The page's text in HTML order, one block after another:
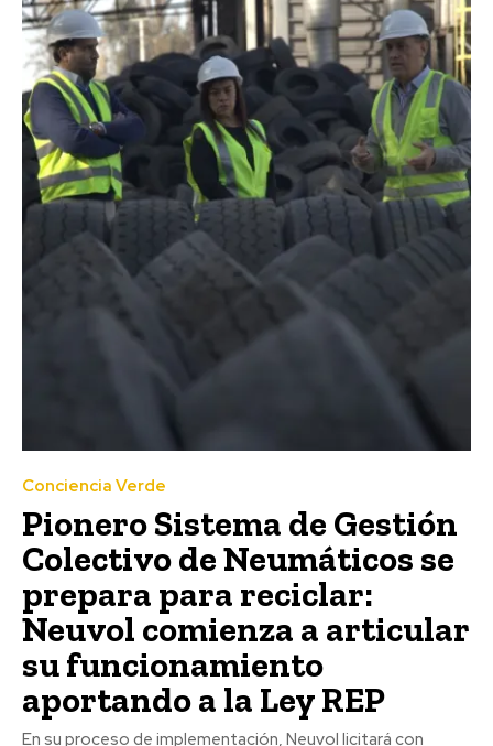
Conciencia Verde
Pionero Sistema de Gestión
Colectivo de Neumáticos se
prepara para reciclar:
Neuvol comienza a articular
su funcionamiento
aportando a la Ley REP
En su proceso de implementación, Neuvol licitará con